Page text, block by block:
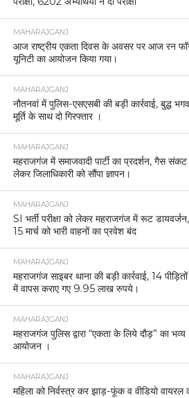
MAHARAJGANJ
आज राष्ट्रीय एकता दिवस के अवसर पर आज रन
यूनिटी का आयोजन किया गया।
MAHARAJGANJ
नौतनवां में पुलिस-एसएसबी की बड़ी कार्रवाई, बुद्ध
मूर्ति के साथ दो गिरफ्तार ।
MAHARAJGANJ
महराजगंज में समाजवादी पार्टी का प्रदर्शन, गैस
लेकर जिलाधिकारी को सौंपा ज्ञापन।
MAHARAJGANJ
SI भर्ती परीक्षा को लेकर महराजगंज में रूट
15 मार्च को भारी वाहनों का प्रवेश बंद
MAHARAJGANJ
महराजगंज साइबर थाना की बड़ी कार्रवाई, 14
में वापस कराए गए 9.95 लाख रुपये।
MAHARAJGANJ
महराजगंज पुलिस द्वारा “एकता के लिये दौड़” का भव्य
आयोजन ।
MAHARAJGANJ
महिला को निर्वस्त्र कर झाड़-फूंक व वीडियो